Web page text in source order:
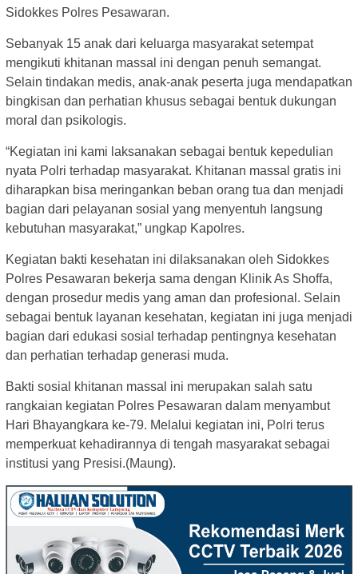
Sidokkes Polres Pesawaran.
Sebanyak 15 anak dari keluarga masyarakat setempat
mengikuti khitanan massal ini dengan penuh semangat.
Selain tindakan medis, anak-anak peserta juga mendapatkan
bingkisan dan perhatian khusus sebagai bentuk dukungan
moral dan psikologis.
“Kegiatan ini kami laksanakan sebagai bentuk kepedulian
nyata Polri terhadap masyarakat. Khitanan massal gratis ini
diharapkan bisa meringankan beban orang tua dan menjadi
bagian dari pelayanan sosial yang menyentuh langsung
kebutuhan masyarakat,” ungkap Kapolres.
Kegiatan bakti kesehatan ini dilaksanakan oleh Sidokkes
Polres Pesawaran bekerja sama dengan Klinik As Shoffa,
dengan prosedur medis yang aman dan profesional. Selain
sebagai bentuk layanan kesehatan, kegiatan ini juga menjadi
bagian dari edukasi sosial terhadap pentingnya kesehatan
dan perhatian terhadap generasi muda.
Bakti sosial khitanan massal ini merupakan salah satu
rangkaian kegiatan Polres Pesawaran dalam menyambut
Hari Bhayangkara ke-79. Melalui kegiatan ini, Polri terus
memperkuat kehadirannya di tengah masyarakat sebagai
institusi yang Presisi.(Maung).